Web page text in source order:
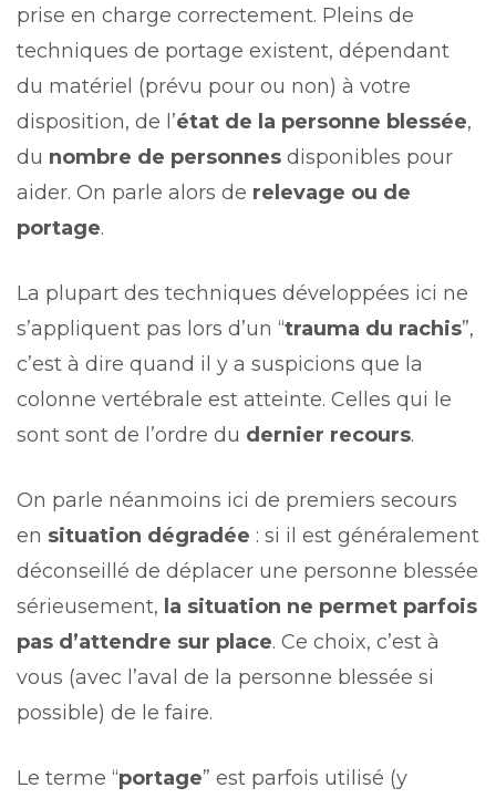
prise en charge correctement. Pleins de
techniques de portage existent, dépendant
du matériel (prévu pour ou non) à votre
disposition, de l’état de la personne blessée,
du nombre de personnes disponibles pour
aider. On parle alors de relevage ou de
portage.
La plupart des techniques développées ici ne
s’appliquent pas lors d’un “trauma du rachis”,
c’est à dire quand il y a suspicions que la
colonne vertébrale est atteinte. Celles qui le
sont sont de l’ordre du dernier recours.
On parle néanmoins ici de premiers secours
en situation dégradée : si il est généralement
déconseillé de déplacer une personne blessée
sérieusement, la situation ne permet parfois
pas d’attendre sur place. Ce choix, c’est à
vous (avec l’aval de la personne blessée si
possible) de le faire.
Le terme “portage” est parfois utilisé (y